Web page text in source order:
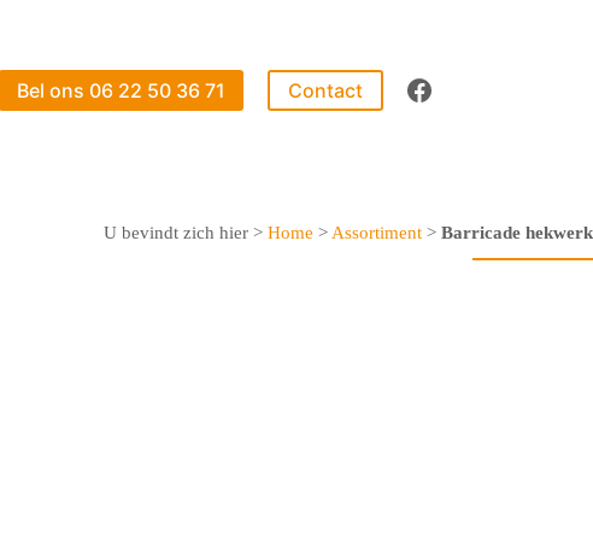
Bel ons 06 22 50 36 71 Contact
U bevindt zich hier > Home > Assortiment > Barricade hekwerk